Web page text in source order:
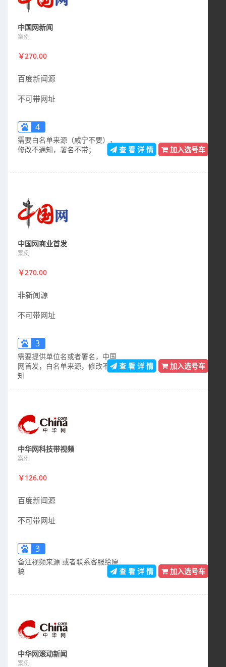
中国网新闻
案例
￥270.00
百度新闻源
不可带网址
4
需要白名单来源（咸宁不要），
修改不通知，署名不带；
查 看 详 情 加入选号车
中国网商业首发
案例
￥270.00
非新闻源
不可带网址
3
需要提供单位名或者署名，中国
网首发，白名单来源，修改不通
知
查 看 详 情 加入选号车
中华网科技带视频
案例
￥126.00
百度新闻源
不可带网址
3
备注视频来源 或者联系客服给原
稿
查 看 详 情 加入选号车
中华网滚动新闻
案例